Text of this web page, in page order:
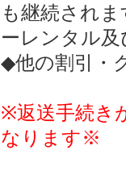
も継続され
ーレンタル
◆他の割引・
※返送手続き
なります※